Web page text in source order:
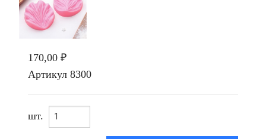
170,00 ₽
Артикул 8300
шт.